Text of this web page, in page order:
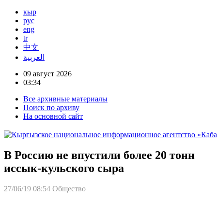
кыр
рус
eng
tr
中文
العربية
09 август 2026
03:34
Все архивные материалы
Поиск по архиву
На основной сайт
В Россию не впустили более 20 тонн
иссык-кульского сыра
27/06/19 08:54 Общество